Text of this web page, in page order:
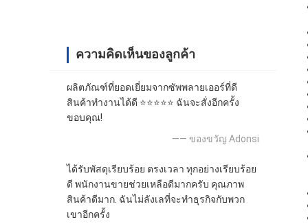
ความคิดเห็นของลูกค้า
ผลิตภัณฑ์ที่ยอดเยี่ยมจากซัพพลายเออร์ที่ดี
สินค้าทำงานได้ดี ⭐⭐⭐⭐⭐ ฉันจะสั่งอีกครั้ง
ขอบคุณ!
—— ของขวัญ Adonsi
ได้รับพัสดุเรียบร้อย ตรงเวลา ทุกอย่างเรียบร้อย
ดี พนักงานขายช่วยเหลือดีมากครับ คุณภาพ
สินค้าดีมาก. ฉันไม่ลังเลที่จะทำธุรกิจกับพวก
เขาอีกครั้ง